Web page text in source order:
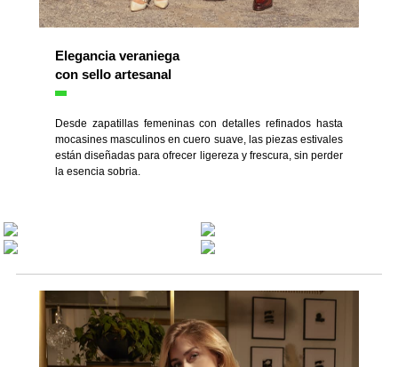
Elegancia veraniega
con sello artesanal
Desde zapatillas femeninas con detalles refinados hasta
mocasines masculinos en cuero suave, las piezas estivales
están diseñadas para ofrecer ligereza y frescura, sin perder
la esencia sobria.